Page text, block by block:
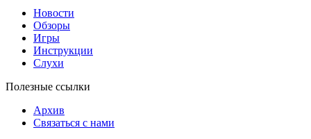
Новости
Обзоры
Игры
Инструкции
Слухи
Полезные ссылки
Архив
Связаться с нами